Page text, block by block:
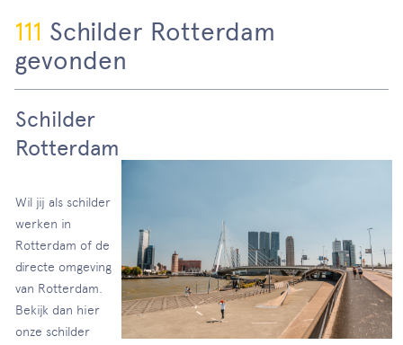
111 Schilder Rotterdam
gevonden
Schilder
Rotterdam
Wil jij als schilder
werken in
Rotterdam of de
directe omgeving
van Rotterdam.
Bekijk dan hier
onze schilder